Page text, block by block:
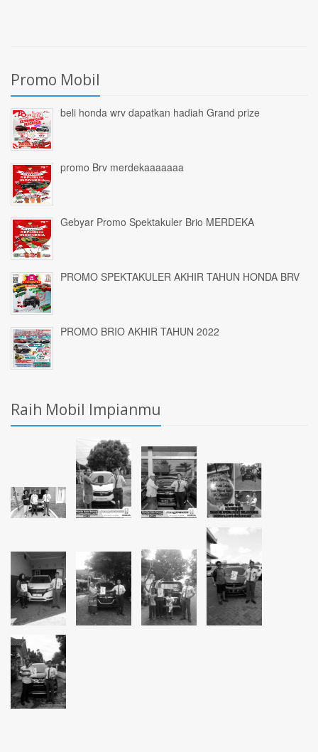
Promo Mobil
beli honda wrv dapatkan hadiah Grand prize
promo Brv merdekaaaaaaa
Gebyar Promo Spektakuler Brio MERDEKA
PROMO SPEKTAKULER AKHIR TAHUN HONDA BRV
PROMO BRIO AKHIR TAHUN 2022
Raih Mobil Impianmu